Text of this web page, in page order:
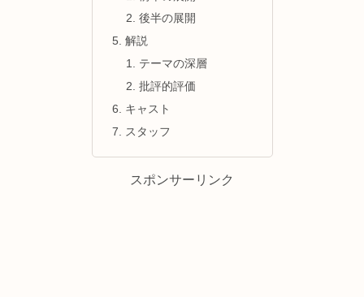
後半の展開
解説
テーマの深層
批評的評価
キャスト
スタッフ
スポンサーリンク